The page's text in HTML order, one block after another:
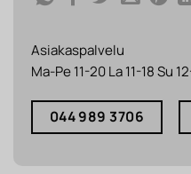
Asiakaspalvelu
Ma-Pe 11-20 La 11-18 Su
044 989 3706